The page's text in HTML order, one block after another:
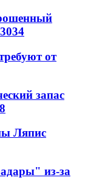
от
запас
Ляпис
из-за